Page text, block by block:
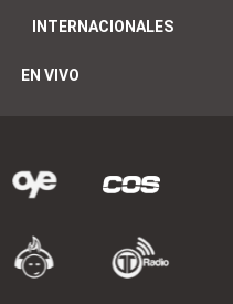
INTERNACIONALES
EN VIVO